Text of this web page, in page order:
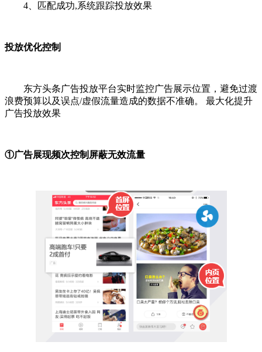
4、匹配成功,系统跟踪投放效果
投放优化控制
东方头条广告投放平台实时监控广告展示位置，避免过渡
浪费预算以及误点/虚假流量造成的数据不准确。 最大化提升
广告投放效果
①广告展现频次控制屏蔽无效流量